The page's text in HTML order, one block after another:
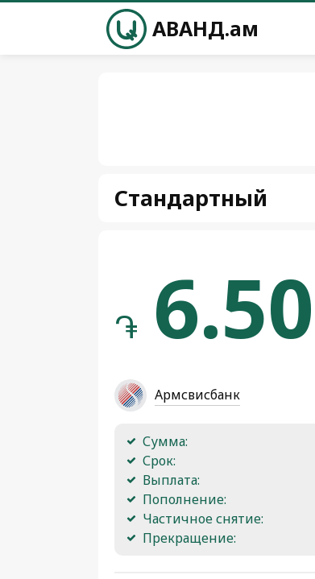
АВАНД.ам
Стандартный
֏ 6.50
Армсвисбанк
Сумма:
Срок:
Выплата:
Пополнение:
Частичное снятие:
Прекращение: